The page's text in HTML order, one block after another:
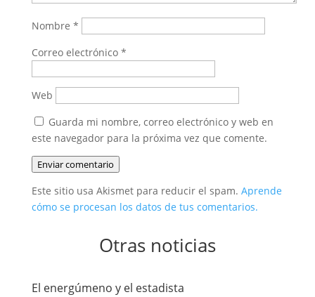
Nombre *
Correo electrónico *
Web
Guarda mi nombre, correo electrónico y web en
este navegador para la próxima vez que comente.
Enviar comentario
Este sitio usa Akismet para reducir el spam. Aprende
cómo se procesan los datos de tus comentarios.
Otras noticias
El energúmeno y el estadista